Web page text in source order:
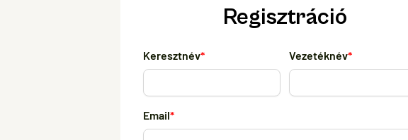
Regisztráció
Keresztnév Vezetéknév
Email